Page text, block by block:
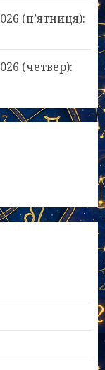
(п’ятниця):
(четвер):